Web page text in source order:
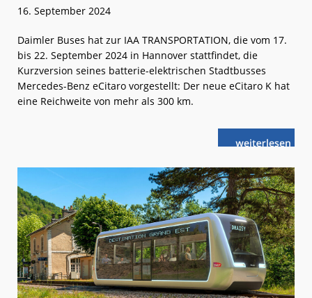
16. September 2024
Daimler Buses hat zur IAA TRANSPORTATION, die vom 17.
bis 22. September 2024 in Hannover stattfindet, die
Kurzversion seines batterie-elektrischen Stadtbusses
Mercedes-Benz eCitaro vorgestellt: Der neue eCitaro K hat
eine Reichweite von mehr als 300 km.
weiterlese
nIAA-
neue
eCitaro K